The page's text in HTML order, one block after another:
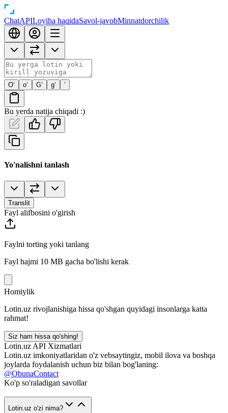
ChatAPILoyiha haqidaSavol-javobMinnatdorchilik
O‘ o‘ G‘ g‘ ’
Bu yerda natija chiqadi :)
Yo'nalishni tanlash
Translit
Fayl alifbosini o'girish
Faylni torting yoki tanlang
Fayl hajmi 10 MB gacha bo'lishi kerak
Homiylik
Lotin.uz rivojlanishiga hissa qo'shgan quyidagi insonlarga katta
rahmat!
Siz ham hissa qo'shing!
Lotin.uz API Xizmatlari
Lotin.uz imkoniyatlaridan o'z vebsaytingiz, mobil ilova va boshqa
joylarda foydalanish uchun biz bilan bog'laning:
@ObunaContact
Ko'p so'raladigan savollar
Lotin.uz o'zi nima?